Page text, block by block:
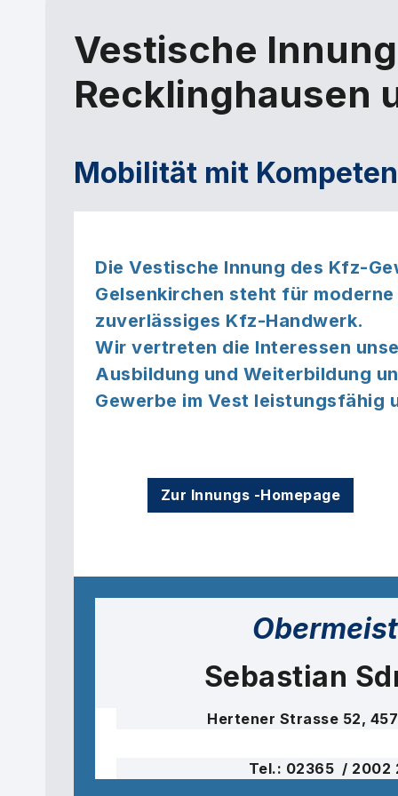
Vestische
Recklinghausen
Mobilität mit
Die Vestische Innung des Kfz-
Gelsenkirchen steht für
zuverlässiges Kfz-Handwerk.
Wir vertreten die Interessen
Ausbildung und Weiterbildung
Gewerbe im Vest leistungsfähig
Zur Innungs -Homepage
Sebastian
Hertener Strasse 52,
Tel.: 02365 / 2002